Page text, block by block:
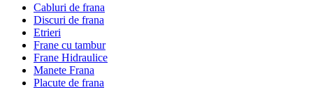
Cabluri de frana
Discuri de frana
Etrieri
Frane cu tambur
Frane Hidraulice
Manete Frana
Placute de frana